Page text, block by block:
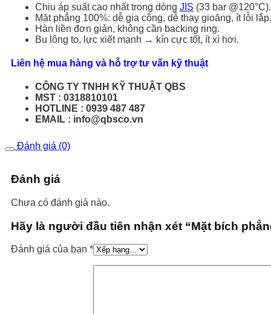
Chịu áp suất cao nhất trong dòng JIS (33 bar @120°C).
Mặt phẳng 100%: dễ gia công, dễ thay gioăng, ít lỗi lắp.
Hàn liền đơn giản, không cần backing ring.
Bu lông to, lực xiết mạnh → kín cực tốt, ít xì hơi.
Liên hệ mua hàng và hỗ trợ tư vấn kỹ thuật
CÔNG TY TNHH KỸ THUẬT QBS
MST : 0318810101
HOTLINE : 0939 487 487
EMAIL : info@qbsco.vn
Đánh giá (0)
Đánh giá
Chưa có đánh giá nào.
Hãy là người đầu tiên nhận xét “Mặt bích
Đánh giá của bạn *